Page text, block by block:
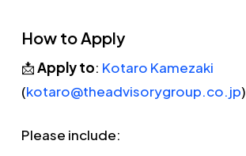
How to Apply
📩Apply to: Kotaro Kamezaki
(kotaro@theadvisorygroup.co.jp)
Please include: